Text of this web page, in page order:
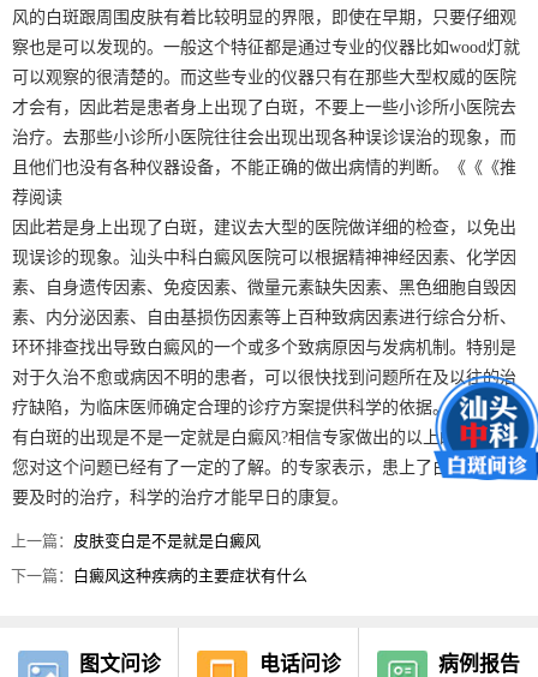
风的白斑跟周围皮肤有着比较明显的界限，即使在早期，只要仔细观
察也是可以发现的。一般这个特征都是通过专业的仪器比如wood灯就
可以观察的很清楚的。而这些专业的仪器只有在那些大型权威的医院
才会有，因此若是患者身上出现了白斑，不要上一些小诊所小医院去
治疗。去那些小诊所小医院往往会出现出现各种误诊误治的现象，而
且他们也没有各种仪器设备，不能正确的做出病情的判断。《《《推
荐阅读
因此若是身上出现了白斑，建议去大型的医院做详细的检查，以免出
现误诊的现象。汕头中科白癜风医院可以根据精神神经因素、化学因
素、自身遗传因素、免疫因素、微量元素缺失因素、黑色细胞自毁因
素、内分泌因素、自由基损伤因素等上百种致病因素进行综合分析、
环环排查找出导致白癜风的一个或多个致病原因与发病机制。特别是
对于久治不愈或病因不明的患者，可以很快找到问题所在及以往的治
疗缺陷，为临床医师确定合理的诊疗方案提供科学的依据。
有白斑的出现是不是一定就是白癜风?相信专家做出的以上的回答，让
您对这个问题已经有了一定的了解。的专家表示，患上了白癜风一定
要及时的治疗，科学的治疗才能早日的康复。
上一篇： 皮肤变白是不是就是白癜风
下一篇： 白癜风这种疾病的主要症状有什么
图文问诊 电话问诊 病例报告